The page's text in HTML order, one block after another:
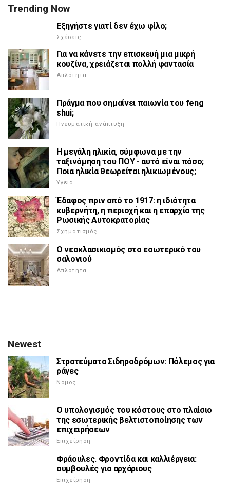
Trending Now
Εξηγήστε γιατί δεν έχω φίλο;
Σχέσεις
Για να κάνετε την επισκευή μια μικρή
κουζίνα, χρειάζεται πολλή φαντασία
Απλότητα
Πράγμα που σημαίνει παιωνία του feng
shui;
Πνευματική ανάπτυξη
Η μεγάλη ηλικία, σύμφωνα με την
ταξινόμηση του ΠΟΥ - αυτό είναι πόσο;
Ποια ηλικία θεωρείται ηλικιωμένους;
Υγεία
Έδαφος πριν από το 1917: η ιδιότητα
κυβερνήτη, η περιοχή και η επαρχία της
Ρωσικής Αυτοκρατορίας
Σχηματισμός
Ο νεοκλασικισμός στο εσωτερικό του
σαλονιού
Απλότητα
Newest
Στρατεύματα Σιδηροδρόμων: Πόλεμος για
ράγες
Νόμος
Ο υπολογισμός του κόστους στο πλαίσιο
της εσωτερικής βελτιστοποίησης των
επιχειρήσεων
Επιχείρηση
Φράουλες. Φροντίδα και καλλιέργεια:
συμβουλές για αρχάριους
Επιχείρηση